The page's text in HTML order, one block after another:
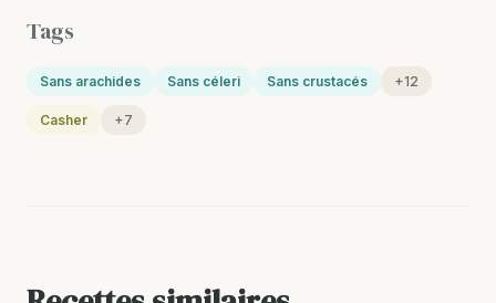
Tags
Sans arachides Sans céleri Sans crustacés +12
Casher +7